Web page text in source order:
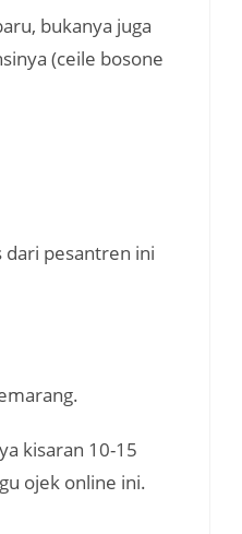
bukanya juga
(ceile bosone
dari pesantren ini
kisaran 10-15
ojek online ini.